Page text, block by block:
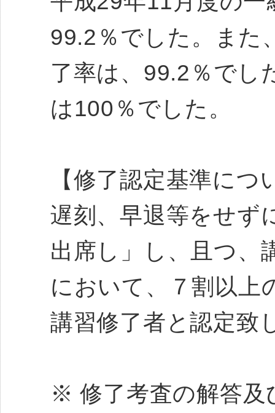
99.2％でした。また
了率は、99.2％でし
は100％でした。
【修了認定基準につ
遅刻、早退等をせず
出席し」し、且つ、
において、７割以上
講習修了者と認定致
※ 修了考査の解答及